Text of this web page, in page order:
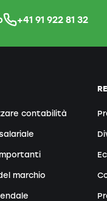
+41 91 922 81 32
contabilità
marchio